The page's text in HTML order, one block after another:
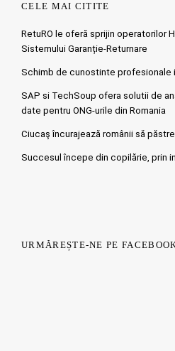
CELE MAI CITITE
RetuRO le oferă sprijin operatorilor
Sistemului Garanție-Returnare
Schimb de cunostinte profesionale
SAP si TechSoup ofera solutii de
date pentru ONG-urile din Romania
Ciucaş încurajează românii să
Succesul începe din copilărie, prin
URMĂREȘTE-NE PE